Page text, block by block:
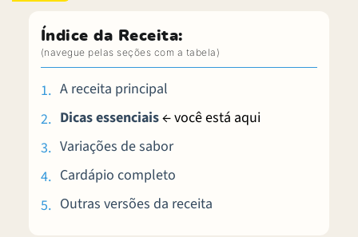
Índice da Receita:
A receita principal
Dicas essenciais← você está aqui
Variações de sabor
Cardápio completo
Outras versões da receita